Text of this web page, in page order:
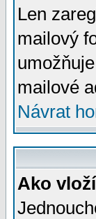
Len
mailový
mailové
Návrat
Ako